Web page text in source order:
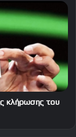
κλήρωσης του